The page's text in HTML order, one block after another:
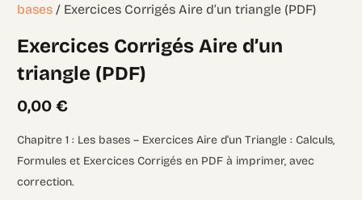
bases / Exercices Corrigés Aire d’un triangle (PDF)
Exercices Corrigés Aire d’un
triangle (PDF)
0,00€
Chapitre 1 : Les bases – Exercices Aire d’un Triangle : Calculs,
Formules et Exercices Corrigés en PDF à imprimer, avec
correction.